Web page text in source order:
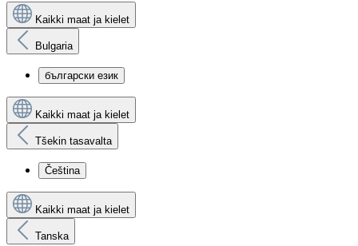
Kaikki maat ja kielet
Bulgaria
български език
Kaikki maat ja kielet
Tšekin tasavalta
Čeština
Kaikki maat ja kielet
Tanska